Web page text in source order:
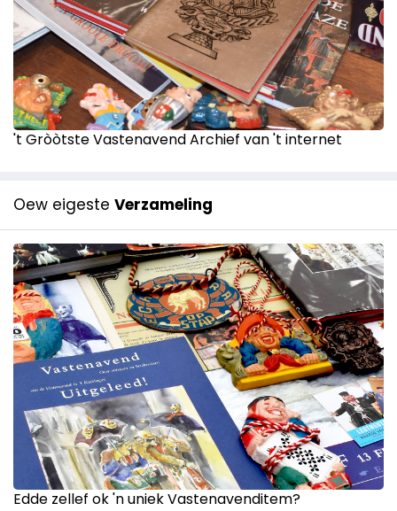
't Gròòtste Vastenavend Archief van 't internet
Oew eigeste Verzameling
Edde zellef ok 'n uniek Vastenavenditem?